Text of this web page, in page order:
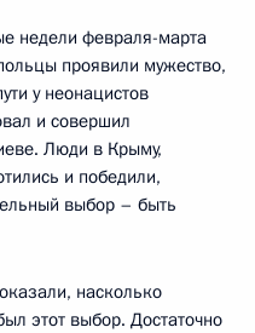
недели февраля-марта
проявили мужество,
у неонацистов
и совершил
Люди в Крыму,
и победили,
выбор – быть
насколько
этот выбор. Достаточно